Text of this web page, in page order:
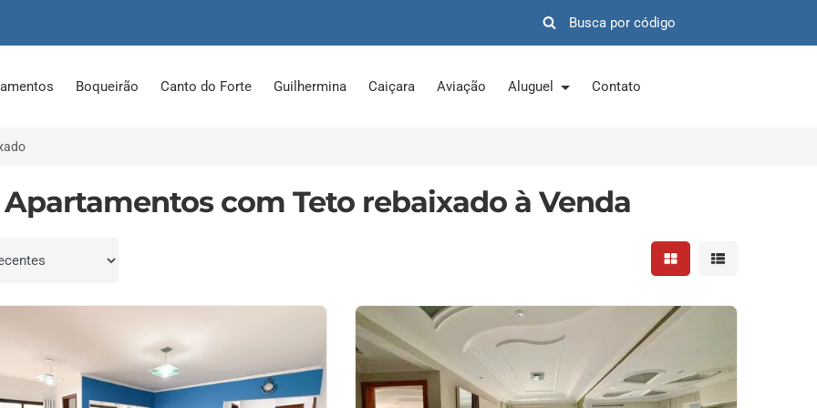
Boqueirão Canto do Forte Guilhermina Caiçara Aviação Aluguel Contato
com Teto rebaixado à Venda
Mostrar resultados em
Mostrar